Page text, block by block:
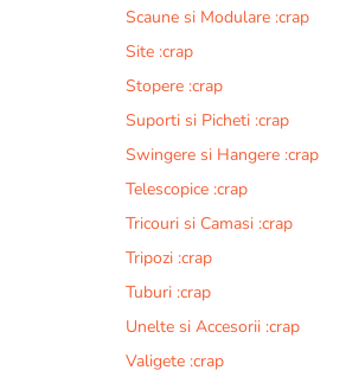
Scaune si Modulare :crap
Site :crap
Stopere :crap
Suporti si Picheti :crap
Swingere si Hangere :crap
Telescopice :crap
Tricouri si Camasi :crap
Tripozi :crap
Tuburi :crap
Unelte si Accesorii :crap
Valigete :crap